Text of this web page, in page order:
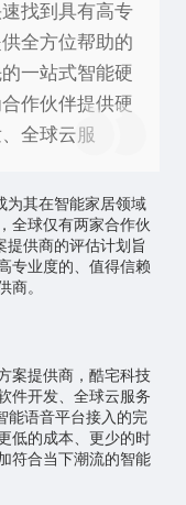
找到具有高专
全方位帮助的
一站式智能硬
作伙伴提供硬
全球云服
为其在智能家居领域
全球仅有两家合作伙
提供商的评估计划旨
专业度的、值得信赖
商。
提供商，酷宅科技
件开发、全球云服务
能语音平台接入的完
低的成本、更少的时
符合当下潮流的智能